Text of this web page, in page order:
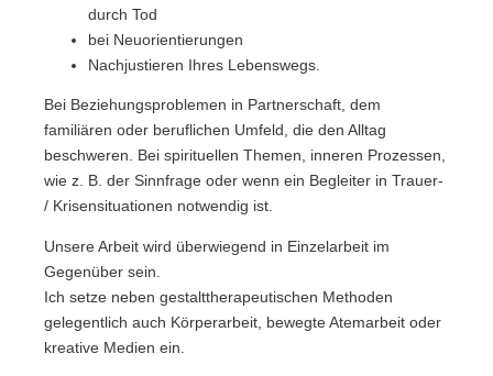
durch Tod
bei Neuorientierungen
Nachjustieren Ihres Lebenswegs.
Bei Beziehungsproblemen in Partnerschaft, dem
familiären oder beruflichen Umfeld, die den Alltag
beschweren. Bei spirituellen Themen, inneren Prozessen,
wie z. B. der Sinnfrage oder wenn ein Begleiter in Trauer-
/ Krisensituationen notwendig ist.
Unsere Arbeit wird überwiegend in Einzelarbeit im
Gegenüber sein.
Ich setze neben gestalttherapeutischen Methoden
gelegentlich auch Körperarbeit, bewegte Atemarbeit oder
kreative Medien ein.